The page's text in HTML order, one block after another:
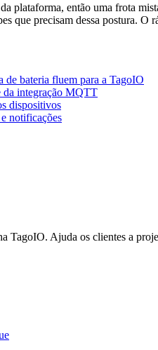
plataforma, então uma frota
que precisam dessa postura.
de bateria fluem para a TagoIO
da integração MQTT
dispositivos
notificações
TagoIO. Ajuda os clientes a